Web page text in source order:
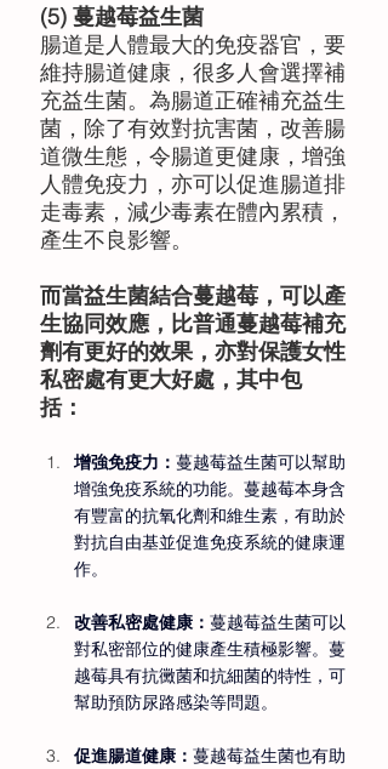
(5) 蔓越莓益生菌
腸道是人體最大的免疫器官，要
維持腸道健康，很多人會選擇補
充益生菌。為腸道正確補充益生
菌，除了有效對抗害菌，改善腸
道微生態，令腸道更健康，增強
人體免疫力，亦可以促進腸道排
走毒素，減少毒素在體內累積，
產生不良影響。
而當益生菌結合蔓越莓，可以產
生協同效應，比普通蔓越莓補充
劑有更好的效果，亦對保護女性
私密處有更大好處，其中包
括：
增強免疫力： 蔓越莓益生菌可以幫助
增強免疫系統的功能。蔓越莓本身含
有豐富的抗氧化劑和維生素，有助於
對抗自由基並促進免疫系統的健康運
作。
改善私密處健康： 蔓越莓益生菌可以
對私密部位的健康產生積極影響。蔓
越莓具有抗黴菌和抗細菌的特性，可
幫助預防尿路感染等問題。
促進腸道健康： 蔓越莓益生菌也有助